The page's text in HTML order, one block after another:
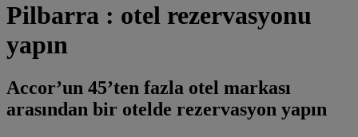
Pilbarra : otel rezervasyonu
yapın
Accor’un 45’ten fazla otel markası
arasından bir otelde rezervasyon yapın